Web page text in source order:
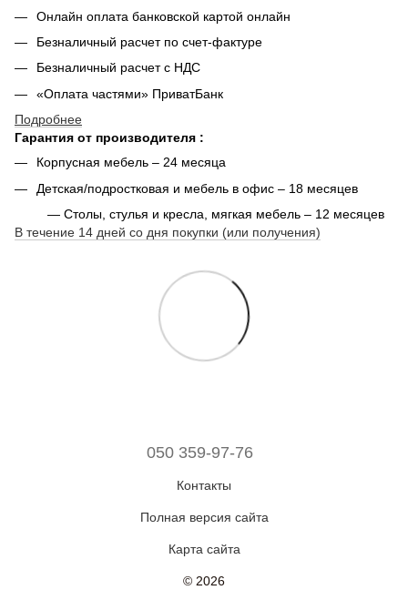
Онлайн оплата банковской картой онлайн
Безналичный расчет по счет-фактуре
Безналичный расчет с НДС
«Оплата частями» ПриватБанк
Подробнее
Гарантия от производителя :
Корпусная мебель – 24 месяца
Детская/подростковая и мебель в офис – 18 месяцев
— Столы, стулья и кресла, мягкая мебель – 12 месяцев
В течение 14 дней со дня покупки (или получения)
050 359-97-76
Контакты
Полная версия сайта
Карта сайта
© 2026